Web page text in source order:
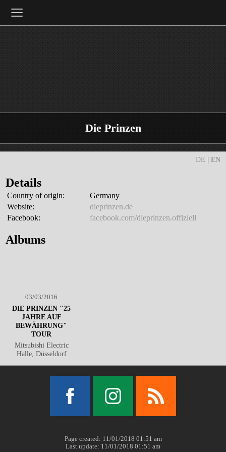
Die Prinzen
DE EN
≡
Details
Country of origin:
Germany
Website:
dieprinzen.de
Facebook:
facebook.com/dieprinzen.offiziell
Albums
03/03/2016
DIE PRINZEN "25
JAHRE AUF
BEWÄHRUNG"
TOUR
Mitsubishi Electric
Halle, Düsseldorf
Page created: 11/01/2018 01:51 am
Last update: 11/01/2018 01:51 am